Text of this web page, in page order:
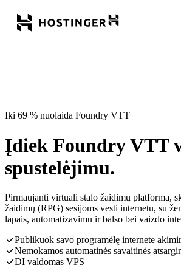
Iki 69 % nuolaida Foundry VTT
Įdiek Foundry VTT
spustelėjimu.
Pirmaujanti virtuali stalo žaidimų platforma,
žaidimų (RPG) sesijoms vesti internetu, su
lapais, automatizavimu ir balso bei vaizdo
Publikuok savo programėlę internete
Nemokamos automatinės savaitinės
DI valdomas VPS